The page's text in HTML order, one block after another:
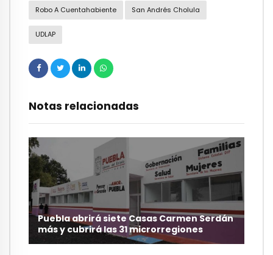
Robo A Cuentahabiente San Andrés Cholula
UDLAP
Notas relacionadas
Puebla abrirá siete Casas Carmen Serdán
más y cubrirá las 31 microrregiones